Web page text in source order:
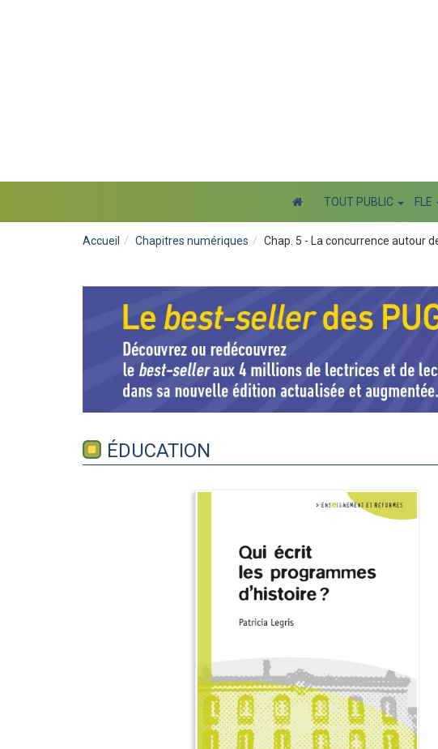
TOUT PUBLIC FLE
Accueil Chapitres numériques Chap. 5 - La concurrence autour
ÉDUCATION